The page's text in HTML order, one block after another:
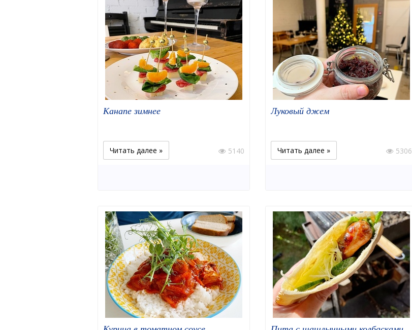
Канапе зимнее
Читать далее » 5140
Луковый джем
Читать далее » 5306